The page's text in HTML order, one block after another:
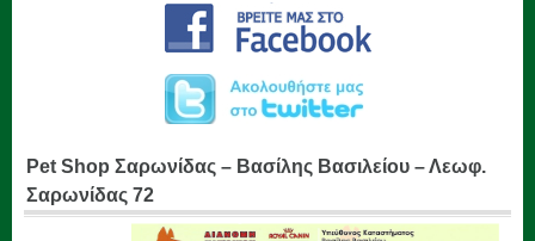
Pet Shop Σαρωνίδας – Βασίλης Βασιλείου – Λεωφ.
Σαρωνίδας 72